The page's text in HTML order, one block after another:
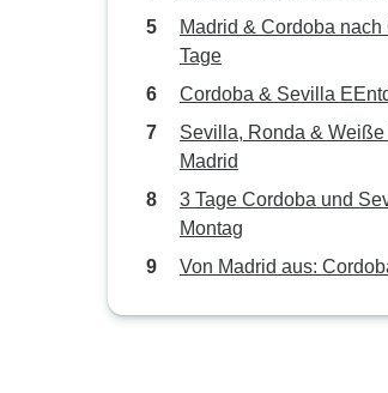
Madrid & Cordoba
Tage
Cordoba & Sevilla
Sevilla, Ronda &
Madrid
3 Tage Cordoba und
Montag
Von Madrid aus: